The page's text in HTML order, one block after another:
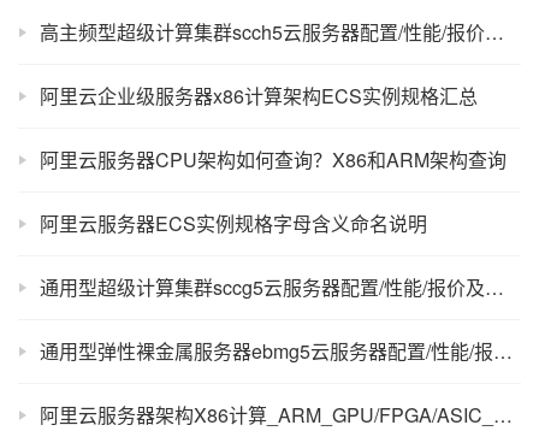
高主频型超级计算集群scch5云服务器配置/性能/报价及优惠信息
阿里云企业级服务器x86计算架构ECS实例规格汇总
阿里云服务器CPU架构如何查询？X86和ARM架构查询
阿里云服务器ECS实例规格字母含义命名说明
通用型超级计算集群sccg5云服务器配置/性能/报价及优惠信息
通用型弹性裸金属服务器ebmg5云服务器配置/性能/报价及优惠信息
阿里云服务器架构X86计算_ARM_GPU/FPGA/ASIC_裸金属_超级计算集群